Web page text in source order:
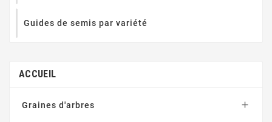
Guides de semis par variété
ACCUEIL
Graines d'arbres 